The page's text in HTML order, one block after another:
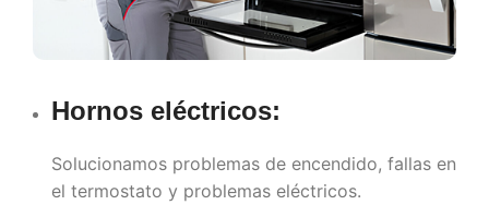
Hornos eléctricos:
Solucionamos problemas de encendido, fallas en
el termostato y problemas eléctricos.